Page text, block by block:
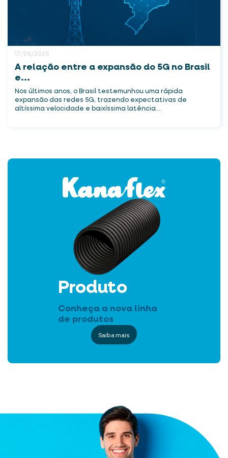
17/06/2025
A relação entre a expansão do 5G no Brasil
e...
Nos últimos anos, o Brasil testemunhou uma rápida
expansão das redes 5G, trazendo expectativas de
altíssima velocidade e baixíssima latência....
Produto
Conheça a nova linha
de produtos
Saiba mais